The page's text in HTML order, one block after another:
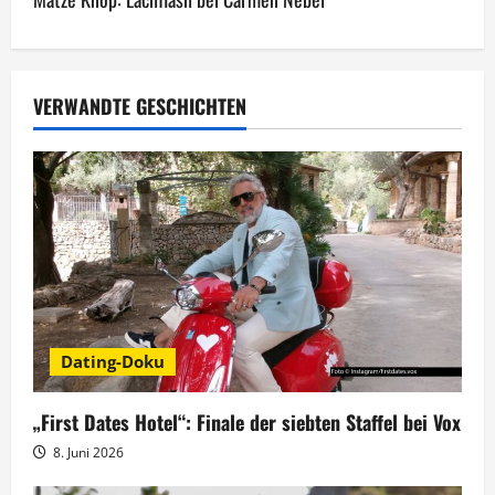
t
r
a
g
s
n
a
v
i
g
a
VERWANDTE GESCHICHTEN
Dating-Doku
„First Dates Hotel“: Finale der siebten Staffel bei Vox
8. Juni 2026